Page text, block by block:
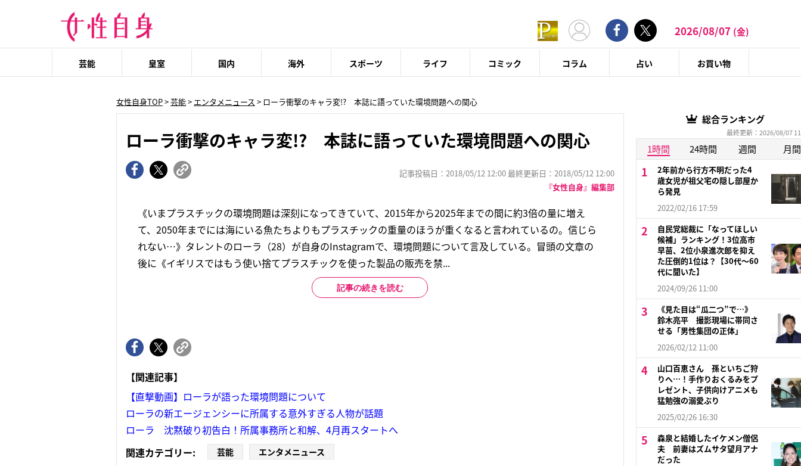
2026/08/07 (金)
芸能 皇室 国内 海外 スポーツ ライフ コミック コラム 占い お買い物
女性自身TOP>芸能> エンタメニュース > ローラ衝撃のキャラ変!? 本誌に語っていた環境問題への関心
ローラ衝撃のキャラ変!? 本誌に語っていた環境問題への関心
記事投稿日：2018/05/12 12:00 最終更新日：2018/05/12 12:00
『女性自身』編集部
《いまプラスチックの環境問題は深刻になってきていて、2015年から2025年までの間に約3倍の量に増え
て、2050年までには海にいる魚たちよりもプラスチックの重量のほうが重くなると言われているの。信じら
れない…》タレントのローラ（28）が自身のInstagramで、環境問題について言及している。冒頭の文章の
後に《イギリスではもう使い捨てプラスチックを使った製品の販売を禁...
記事の続きを読む
【関連記事】
【直撃動画】ローラが語った環境問題について
ローラの新エージェンシーに所属する意外すぎる人物が話題
ローラ 沈黙破り初告白！所属事務所と和解、4月再スタートへ
関連カテゴリー:
芸能 エンタメニュース
総合ランキング
最終更新：2026/08/07
1時間 24時間 週間 月間
2年前から行方不明だった4
歳女児が祖父宅の隠し部屋か
ら発見
2022/02/16 17:59
自民党総裁に「なってほしい
候補」ランキング！3位高市
早苗、2位小泉進次郎を抑え
た圧倒的1位は？【30代〜60
代に聞いた】
2024/09/26 11:00
《見た目は“瓜二つ”で…》
鈴木亮平 撮影現場に帯同さ
せる「男性集団の正体」
2026/02/12 11:00
山口百恵さん 孫といちご狩
りへ…！手作りおくるみをプ
レゼント、子供向けアニメも
猛勉強の溺愛ぶり
2025/02/26 16:30
森泉と結婚したイケメン僧侶
夫 前妻はズムサタ望月アナ
だった